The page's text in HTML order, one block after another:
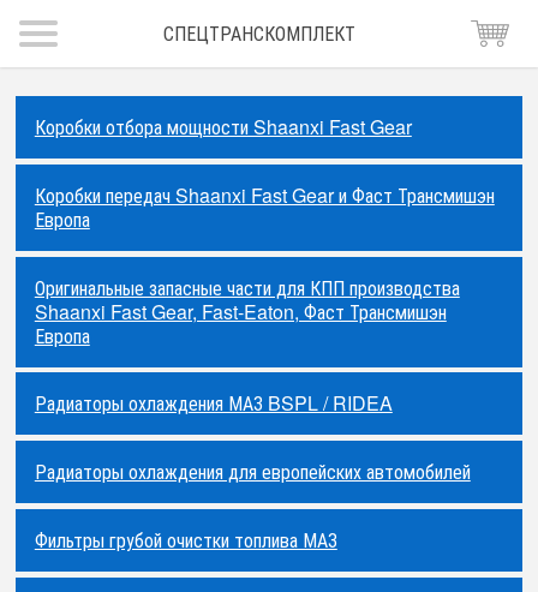
СПЕЦТРАНСКОМПЛЕКТ
Коробки отбора мощности Shaanxi Fast Gear
Коробки передач Shaanxi Fast Gear и Фаст Трансмишэн
Европа
Оригинальные запасные части для КПП производства
Shaanxi Fast Gear, Fast-Eaton, Фаст Трансмишэн
Европа
Радиаторы охлаждения МАЗ BSPL / RIDEA
Радиаторы охлаждения для европейских автомобилей
Фильтры грубой очистки топлива МАЗ